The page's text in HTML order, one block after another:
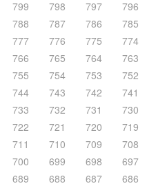
799 798 797 796
788 787 786 785
777 776 775 774
766 765 764 763
755 754 753 752
744 743 742 741
733 732 731 730
722 721 720 719
711 710 709 708
700 699 698 697
689 688 687 686